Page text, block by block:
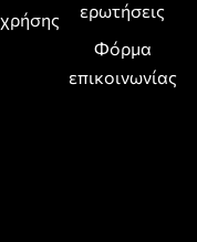
ερωτήσεις
Φόρμα
επικοινωνίας